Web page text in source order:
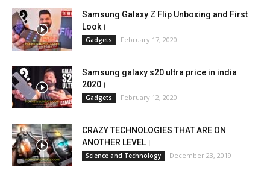
Samsung Galaxy Z Flip Unboxing and First
Look।
Gadgets February 17, 2020
Samsung galaxy s20 ultra price in india
2020।
Gadgets February 12, 2020
CRAZY TECHNOLOGIES THAT ARE ON
ANOTHER LEVEL।
Science and Technology December 23, 2019